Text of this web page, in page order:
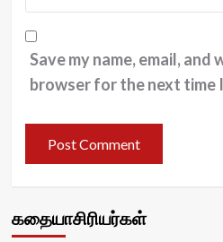
Save my name, email, and
browser for the next time
கதையாசிரியர்கள்